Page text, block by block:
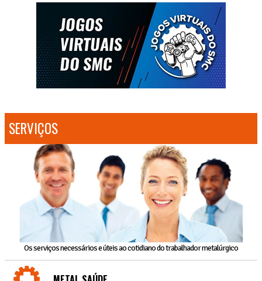
SERVIÇOS
Os serviços necessários e úteis ao cotidiano do trabalhador metalúrgico